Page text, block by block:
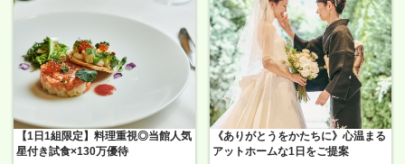
【1日1組限定】料理重視◎当館人気
星付き試食×130万優待
《ありがとうをかたちに》心温まる
アットホームな1日をご提案